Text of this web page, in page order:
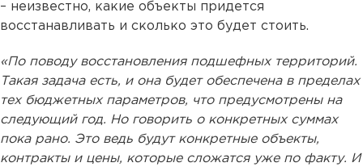
– неизвестно, какие объекты придется
восстанавливать и сколько это будет стоить.
«По поводу восстановления подшефных территорий.
Такая задача есть, и она будет обеспечена в пределах
тех бюджетных параметров, что предусмотрены на
следующий год. Но говорить о конкретных суммах
пока рано. Это ведь будут конкретные объекты,
контракты и цены, которые сложатся уже по факту. И